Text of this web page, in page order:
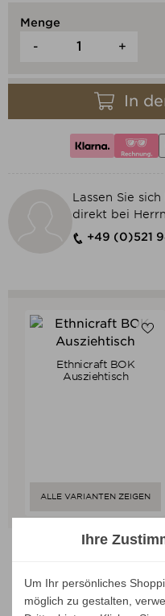
Menge
- +
In
Lassen Sie
direkt bei
+49 (0)521
Verkaufspreis
ab 2.769,00 €
2.630,55 €
Ethnicraft BOK
Ausziehtisch
ALLE VARIANTEN ZEIGEN
Ihre
Um Ihr persönliches
möglich zu gestalten,